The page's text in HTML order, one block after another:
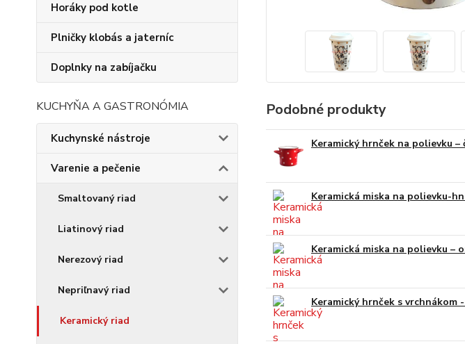
Horáky pod kotle
Plničky klobás a jaterníc
Doplnky na zabíjačku
KUCHYŇA A GASTRONÓMIA
Kuchynské nástroje
Varenie a pečenie
Smaltovaný riad
Liatinový riad
Nerezový riad
Nepriľnavý riad
Keramický riad
Podobné produkty
Keramický hrnček na polievku –
Keramická miska na polievku-
Keramická miska na polievku –
Keramický hrnček s vrchnákom